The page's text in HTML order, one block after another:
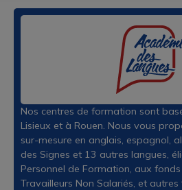
Nos centres de formation sont
Lisieux et à Rouen. Nous vous
sur-mesure en anglais, espagnol,
des Signes et 13 autres langues,
Personnel de Formation, aux
Travailleurs Non Salariés, et